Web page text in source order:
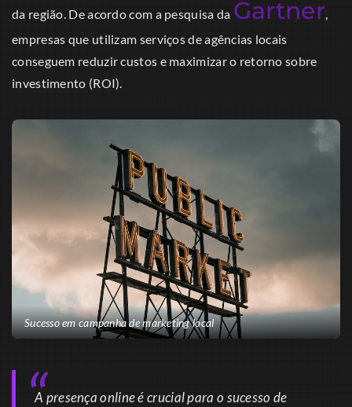
da região. De acordo com a pesquisa da Gartner,
empresas que utilizam serviços de agências locais
conseguem reduzir custos e maximizar o retorno sobre
investimento (ROI).
Sucesso em campanha de marketing local
A presença online é crucial para o sucesso de